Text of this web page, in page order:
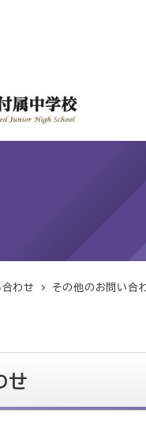
わせ その他のお問い合
せ